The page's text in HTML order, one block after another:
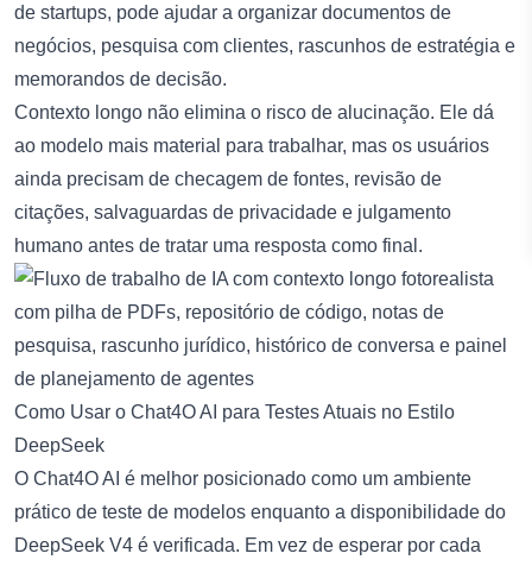
de startups, pode ajudar a organizar documentos de
negócios, pesquisa com clientes, rascunhos de estratégia e
memorandos de decisão.
Contexto longo não elimina o risco de alucinação. Ele dá
ao modelo mais material para trabalhar, mas os usuários
ainda precisam de checagem de fontes, revisão de
citações, salvaguardas de privacidade e julgamento
humano antes de tratar uma resposta como final.
Como Usar o Chat4O AI para Testes Atuais no Estilo
DeepSeek
O Chat4O AI é melhor posicionado como um ambiente
prático de teste de modelos enquanto a disponibilidade do
DeepSeek V4 é verificada. Em vez de esperar por cada